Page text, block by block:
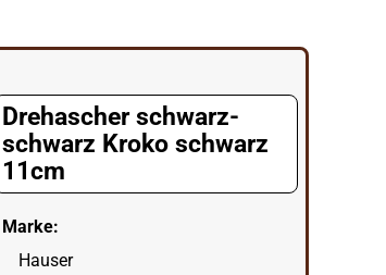
Drehascher schwarz-
schwarz Kroko schwarz
11cm
Marke:
Hauser